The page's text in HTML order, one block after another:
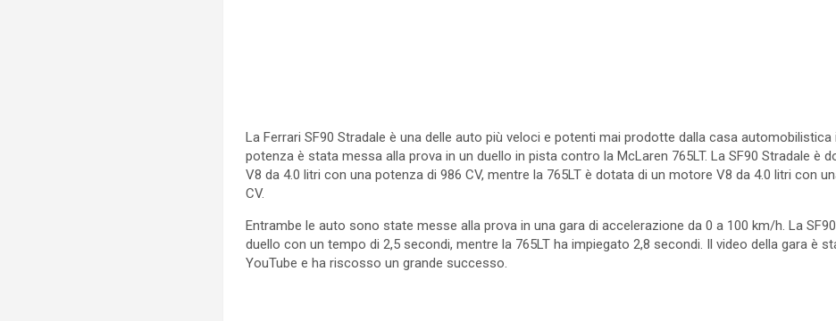
La Ferrari SF90 Stradale è una delle auto più veloci e potenti mai prodotte dalla casa automobilistica
potenza è stata messa alla prova in un duello in pista contro la McLaren 765LT. La SF90 Stradale è
V8 da 4.0 litri con una potenza di 986 CV, mentre la 765LT è dotata di un motore V8 da 4.0 litri con
CV.
Entrambe le auto sono state messe alla prova in una gara di accelerazione da 0 a 100 km/h. La
duello con un tempo di 2,5 secondi, mentre la 765LT ha impiegato 2,8 secondi. Il video della gara è
YouTube e ha riscosso un grande successo.